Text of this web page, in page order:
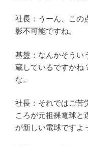
社長：うーん、この
影不可能ですね。
基盤：なんかそうい
蔵しているですかね
な。
社長：それではご苦
ころが元祖裸電球と
が新しい電球ですよ